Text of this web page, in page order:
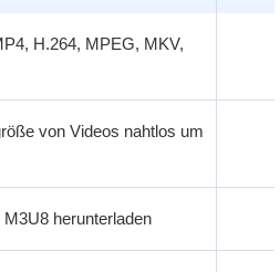
H.264, MPEG, MKV,
von Videos nahtlos um
herunterladen